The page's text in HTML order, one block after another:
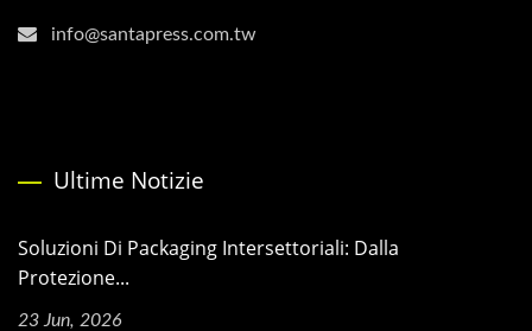
info@santapress.com.tw
Ultime Notizie
Soluzioni Di Packaging Intersettoriali: Dalla
Protezione...
23 Jun, 2026